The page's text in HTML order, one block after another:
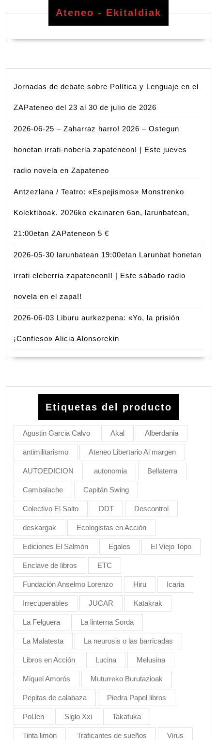
Ateneo - Ekitaldiak
Jornadas de debate sobre Política y Lenguaje en el
ZAPateneo del 23 al 30 de julio de 2026
2026-06-25 – Zaharraz harro! 2026 – Ostegun
honetan irrati-noberla zapateneon! | Este jueves
radio novela en Zapateneo
Antzezlana / Teatro: «Espejismos» Monstrenko
Kolektiboak. 2026ko ekainaren 6an, larunbatean,
21:00etan ZAPateneon 5 €
2026-05-30 larunbatean 19:00etan Larunbat honetan
irrati eleberria zapateneon!! | Este sábado radio
novela en el zapa!!
2026-06-03 Liburu aurkezpena: «Yo, la prisión
¡Confieso» Alicia Alonsorekin
Etiquetas del producto
Agustin Garcia Calvo Akal Alberdania
antimilitarismo Ateneo Libertario Al margen
AUTOEDICION autonomia Bellaterra
Cambalache Capitán Swing
Colectivo El Salto DDT Descontrol
deskargak Ecologistas en Acción
Ediciones El Salmón Egales El Viejo Topo
Enclave de libros ETC
Fundación Anselmo Lorenzo Hiru Icaria
Irrecuperables JUCAR Katakrak
La Felguera La linterna Sorda
La Malatesta La neurosis o las barricadas
Libros en Acción Lucina Melusina
Miquel Amorós Muturreko Burutazioak
Pepitas de calabaza Piedra Papel libros
Pol.len Siglo Xxi Takatuka
Tinta limón Traficantes de sueños Virus